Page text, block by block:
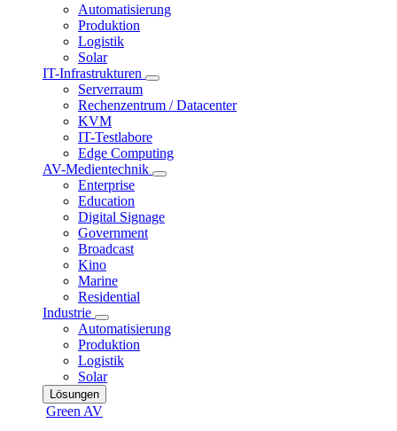
Automatisierung
Produktion
Logistik
Solar
IT-Infrastrukturen
Serverraum
Rechenzentrum / Datacenter
KVM
IT-Testlabore
Edge Computing
AV-Medientechnik
Enterprise
Education
Digital Signage
Government
Broadcast
Kino
Marine
Residential
Industrie
Automatisierung
Produktion
Logistik
Solar
Lösungen
Green AV